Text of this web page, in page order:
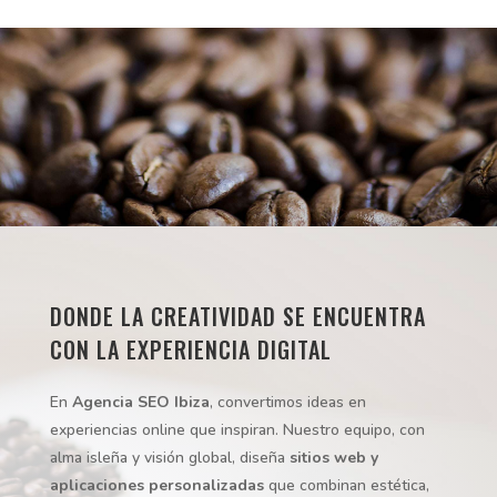
DONDE LA CREATIVIDAD SE ENCUENTRA
CON LA EXPERIENCIA DIGITAL
En Agencia SEO Ibiza, convertimos ideas en
experiencias online que inspiran. Nuestro equipo, con
alma isleña y visión global, diseña sitios web y
aplicaciones personalizadasque combinan estética,